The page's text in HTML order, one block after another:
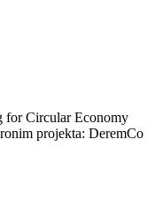
for Circular Economy
projekta: DeremCo